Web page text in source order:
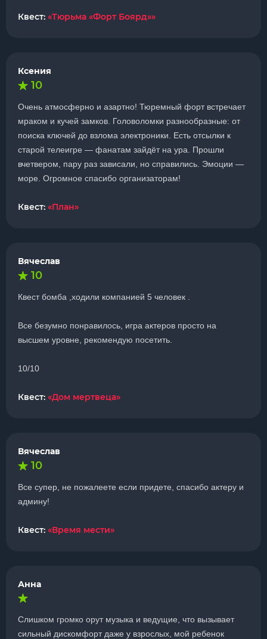
Квест: «Тюрьма «Форт Боярд»»
Ксения
10
Очень атмосферно и азартно! Тюремный форт встречает
мраком и кучей замков. Головоломки разнообразные: от
поиска ключей до взлома электроники. Есть отсылки к
старой телеигре — фанатам зайдёт на ура. Прошли
вчетвером, пару раз зависали, но справились. Эмоции —
море. Огромное спасибо организаторам!
Квест: «План»
Вячеслав
10
Квест бомба ,ходили компанией 5 человек .
Все безумно понравилось, игра актеров просто на
высшем уровне, рекомендую посетить.
10/10
Квест: «Дом мертвеца»
Вячеслав
10
Все супер, не пожалеете если придете, спасибо актеру и
админу!
Квест: «Время мести»
Анна
Слишком громко орут музыка и ведущие, что вызывает
сильный дискомфорт даже у взрослых, мой ребенок